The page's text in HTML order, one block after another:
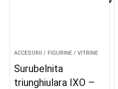
ACCESORII / FIGURINE / VITRINE
Surubelnita
triunghiulara IXO –